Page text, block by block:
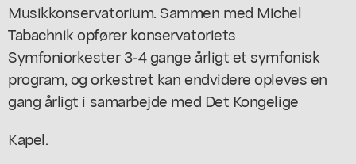
Musikkonservatorium. Sammen med Michel
Tabachnik opfører konservatoriets
Symfoniorkester 3-4 gange årligt et symfonisk
program, og orkestret kan endvidere opleves en
gang årligt i samarbejde med Det Kongelige
Kapel.